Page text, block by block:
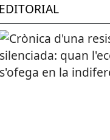
EDITORIAL